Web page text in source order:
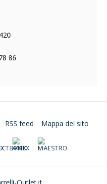
86
RSS feed Mappa del sito